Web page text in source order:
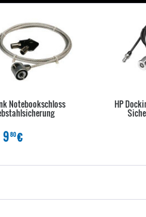
Notebookschloss
980€
HP